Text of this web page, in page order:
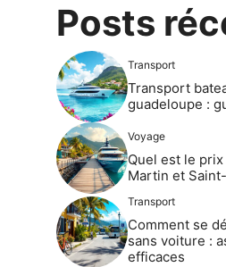
Posts
Transport
Transport
guadeloupe :
Voyage
Quel est le
Martin et
Transport
Comment se
sans voiture :
efficaces